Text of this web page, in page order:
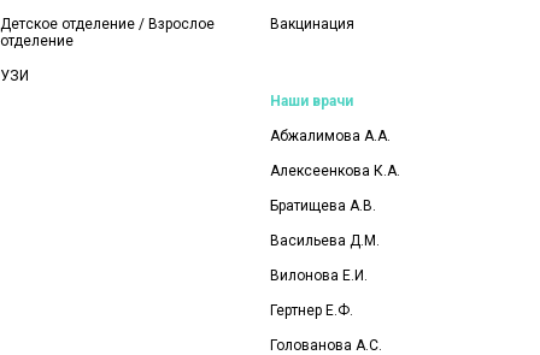
Детское отделение / Взрослое
отделение
УЗИ
Вакцинация
Наши врачи
Абжалимова А.А.
Алексеенкова К.А.
Братищева А.В.
Васильева Д.М.
Вилонова Е.И.
Гертнер Е.Ф.
Голованова А.С.